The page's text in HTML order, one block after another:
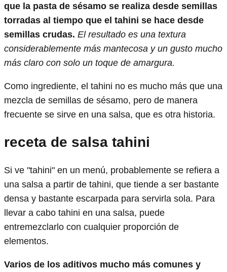
que la pasta de sésamo se realiza desde semillas
torradas al tiempo que el tahini se hace desde
semillas crudas. El resultado es una textura
considerablemente más mantecosa y un gusto mucho
más claro con solo un toque de amargura.
Como ingrediente, el tahini no es mucho más que una
mezcla de semillas de sésamo, pero de manera
frecuente se sirve en una salsa, que es otra historia.
receta de salsa tahini
Si ve "tahini" en un menú, probablemente se refiera a
una salsa a partir de tahini, que tiende a ser bastante
densa y bastante escarpada para servirla sola. Para
llevar a cabo tahini en una salsa, puede
entremezclarlo con cualquier proporción de
elementos.
Varios de los aditivos mucho más comunes y